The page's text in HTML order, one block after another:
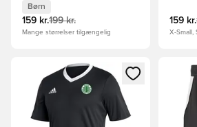
Børn
159 kr.199 kr.
Mange størrelser tilgængelig
159 kr.
X-Small,
Åbner en Modal til at logge ind eller